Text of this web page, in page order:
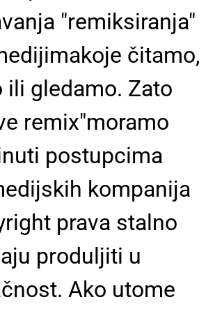
"remiksiranja"
čitamo,
ili gledamo. Zato
remix"moramo
postupcima
kompanija
prava stalno
produljiti u
Ako utome